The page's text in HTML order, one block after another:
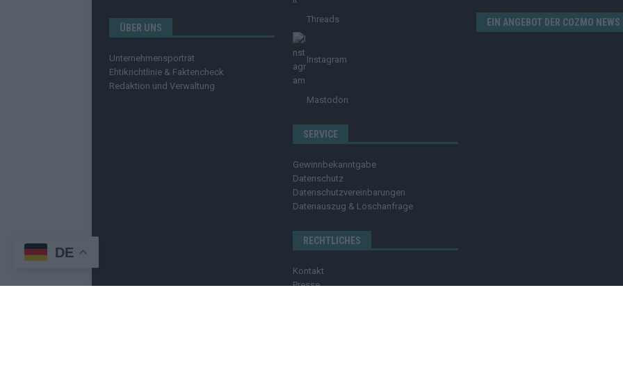
ÜBER UNS
Unternehmensporträt
Ehtikrichtlinie & Faktencheck
Redaktion und Verwaltung
Threads
Instagram
Mastodon
SERVICE
Gewinnbekanntgabe
Datenschutz
Datenschutzvereinbarungen
Datenauszug & Löschanfrage
RECHTLICHES
Kontakt
Presse
EIN ANGEBOT DER COZMO NEWS
DE